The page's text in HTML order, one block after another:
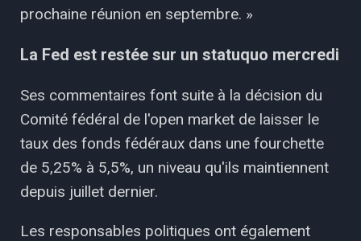
prochaine réunion en septembre. »
La Fed est restée sur un statuquo mercredi
Ses commentaires font suite à la décision du
Comité fédéral de l'open market de laisser le
taux des fonds fédéraux dans une fourchette
de 5,25% à 5,5%, un niveau qu'ils maintiennent
depuis juillet dernier.
Les responsables politiques ont également